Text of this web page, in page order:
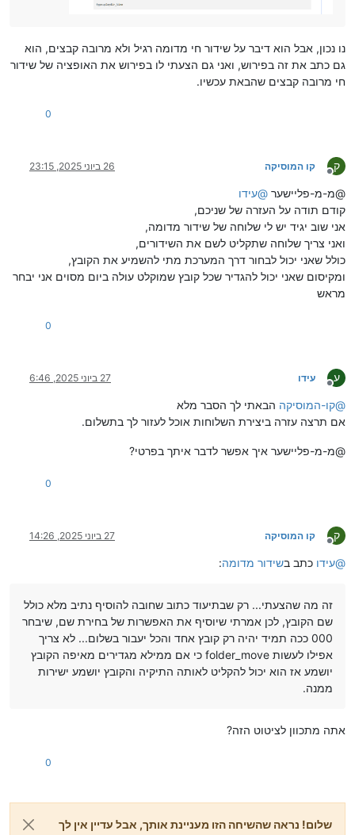
נו נכון, אבל הוא דיבר על שידור חי מדומה רגיל ולא מרובה קבצים, הוא
גם כתב את זה בפירוש, ואני גם הצעתי לו בפירוש את האופציה של שידור
חי מרובה קבצים שהבאת עכשיו.
0
ק
מנותק
קו המוסיקה 26 ביוני 2025, 23:15
@מ-מ-פליישער @עידו
קודם תודה על העזרה של שניכם,
אני שוב יגיד יש לי שלוחה של שידור מדומה,
ואני צריך שלוחה שתקליט לשם את השידורים,
כולל שאני יכול לבחור דרך המערכת מתי להשמיע את הקובץ,
ומקיסום שאני יכול להגדיר שכל קובץ שמוקלט עולה ביום מסוים אני יבחר
מראש
0
ע
מנותק
עידו 27 ביוני 2025, 6:46
@קו-המוסיקה הבאתי לך הסבר מלא
אם תרצה עזרה ביצירת השלוחות אוכל לעזור לך בתשלום.
@מ-מ-פליישער איך אפשר לדבר איתך בפרטי?
0
ק
מנותק
קו המוסיקה 27 ביוני 2025, 14:26
@עידו כתב בשידור מדומה:
זה מה שהצעתי... רק שבתיעוד כתוב שחובה להוסיף נתיב מלא כולל
שם הקובץ, לכן אמרתי שיוסיף את האפשרות של בחירת שם, שיבחר
000 ככה תמיד יהיה רק קובץ אחד והכל יעבור בשלום... לא צריך
אפילו לעשות folder_move כי אם ממילא מגדירים מאיפה הקובץ
יושמע אז הוא יכול להקליט לאותה התיקיה והקובץ יושמע ישירות
ממנה.
אתה מתכוון לציטוט הזה?
0
שלום! נראה שהשיחה הזו מעניינת אותך, אבל עדיין אין לך